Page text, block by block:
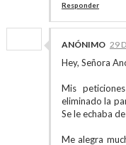
Responder
ANÓNIMO 29
Hey, Señora
Mis
eliminado la
Se le echaba
Me alegra